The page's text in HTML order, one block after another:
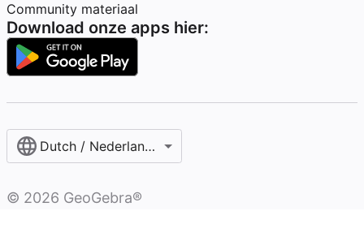
Community materiaal
Download onze apps hier:
Dutch / Nederlands‎ (België)‎
© 2026 GeoGebra®